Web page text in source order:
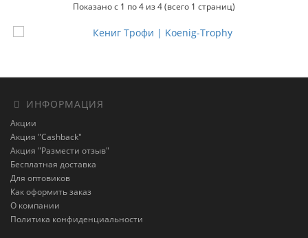
Показано с 1 по 4 из 4 (всего 1 страниц)
ИНФОРМАЦИЯ
Акции
Акция "Cashback"
Акция "Размести отзыв"
Бесплатная доставка
Для оптовиков
Как оформить заказ
О компании
Политика конфиденциальности